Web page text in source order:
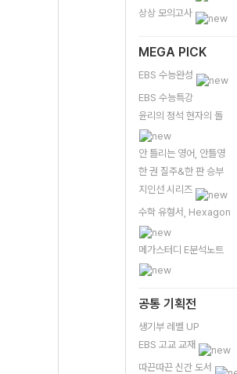
상상 모의고사
MEGA PICK
EBS 수능완성
EBS 수능특강
윤리의 정석 현자의 돌
안 틀리는 영어, 안틀영
한 권 질주&한 판 승부
지인선 시리즈
수학 유형서, Hexagon
메가스터디 E분석노트
공통 기획전
생기부 레벨 UP
EBS 고교 교재
따끈따끈 신간 도서